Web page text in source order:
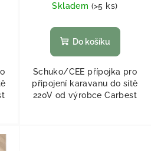
Skladem (>5 ks)
Do košíku
Schuko/CEE přípojka pro
připojení karavanu do sítě
220V od výrobce Carbest